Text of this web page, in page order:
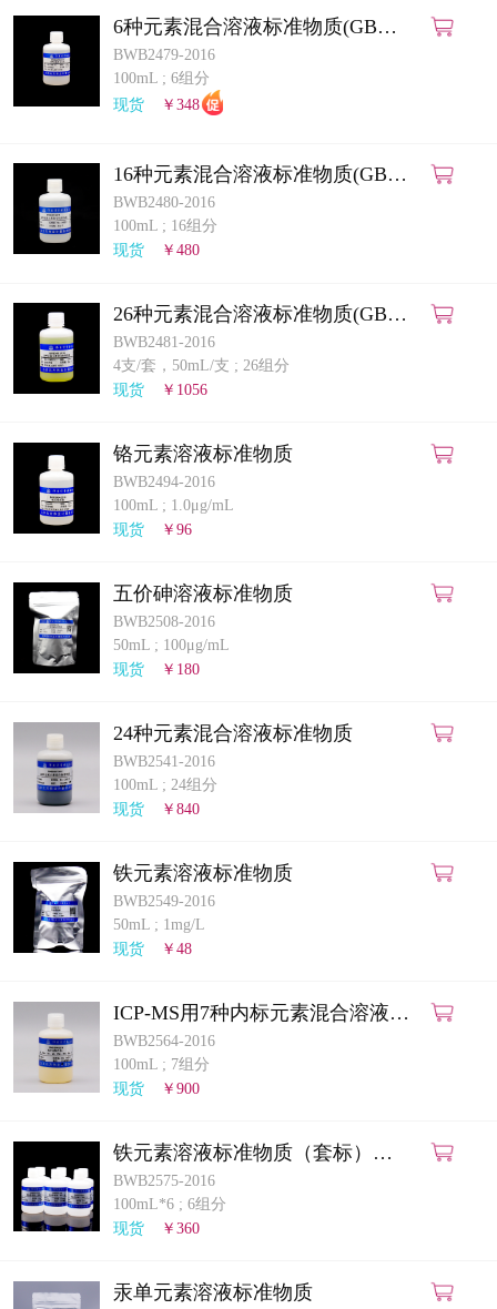
6种元素混合溶液标准物质(GB
5009.268-2025)(ICP-MS法)
BWB2479-2016
100mL ; 6组分
现货
￥348
16种元素混合溶液标准物质(GB
5009.268-2025)(ICP-MS法)
BWB2480-2016
100mL ; 16组分
现货
￥480
26种元素混合溶液标准物质(GB
5009.268-2025)(ICP-MS法)
BWB2481-2016
4支/套，50mL/支 ; 26组分
现货
￥1056
铬元素溶液标准物质
BWB2494-2016
100mL ; 1.0μg/mL
现货
￥96
五价砷溶液标准物质
BWB2508-2016
50mL ; 100μg/mL
现货
￥180
24种元素混合溶液标准物质
BWB2541-2016
100mL ; 24组分
现货
￥840
铁元素溶液标准物质
BWB2549-2016
50mL ; 1mg/L
现货
￥48
ICP-MS用7种内标元素混合溶液标
准物质(铋、锗、铟、铑、铼、钪、
钇)
BWB2564-2016
100mL ; 7组分
现货
￥900
铁元素溶液标准物质（套标）
（GB/T5750.6-2023）
BWB2575-2016
100mL*6 ; 6组分
现货
￥360
汞单元素溶液标准物质